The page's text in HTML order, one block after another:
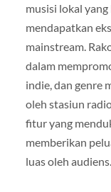
musisi lokal
mendapatkan
mainstream.
dalam
indie, dan genre
oleh stasiun
fitur yang
memberikan
luas oleh audiens.